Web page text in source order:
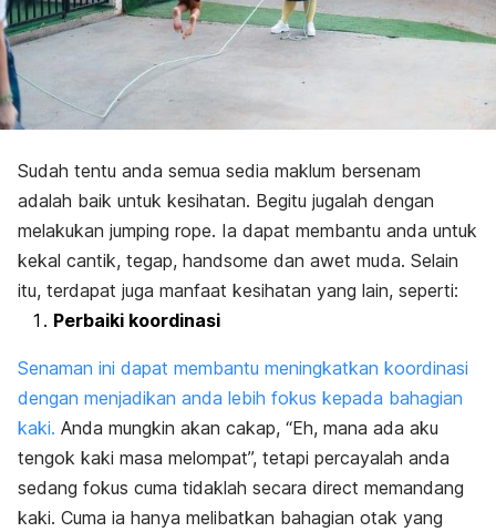
Sudah tentu anda semua sedia maklum bersenam
adalah baik untuk kesihatan. Begitu jugalah dengan
melakukan jumping rope. Ia dapat membantu anda untuk
kekal cantik, tegap, handsome dan awet muda. Selain
itu, terdapat juga manfaat kesihatan yang lain, seperti:
Perbaiki koordinasi
Senaman ini dapat membantu meningkatkan koordinasi
dengan menjadikan anda lebih fokus kepada bahagian
kaki. Anda mungkin akan cakap, “Eh, mana ada aku
tengok kaki masa melompat”, tetapi percayalah anda
sedang fokus cuma tidaklah secara direct memandang
kaki. Cuma ia hanya melibatkan bahagian otak yang